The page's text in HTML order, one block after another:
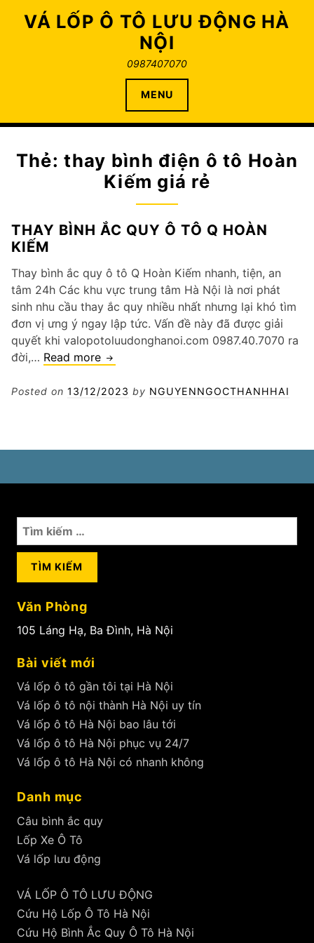
VÁ LỐP Ô TÔ LƯU ĐỘNG HÀ
NỘI
0987407070
MENU
Thẻ:thay bình điện ô tô Hoàn
Kiếm giá rẻ
THAY BÌNH ẮC QUY Ô TÔ Q HOÀN
KIẾM
Thay bình ắc quy ô tô Q Hoàn Kiếm nhanh, tiện, an
tâm 24h Các khu vực trung tâm Hà Nội là nơi phát
sinh nhu cầu thay ắc quy nhiều nhất nhưng lại khó tìm
đơn vị ưng ý ngay lập tức. Vấn đề này đã được giải
quyết khi valopotoluudonghanoi.com 0987.40.7070 ra
đời,… Read more Thay
ắc
Posted on 13/12/2023 by NGUYENNGOCTHANHHAI
Tìm
kiếm
cho:
Văn Phòng
105 Láng Hạ, Ba Đình, Hà Nội
Bài viết mới
Vá lốp ô tô gần tôi tại Hà Nội
Vá lốp ô tô nội thành Hà Nội uy tín
Vá lốp ô tô Hà Nội bao lâu tới
Vá lốp ô tô Hà Nội phục vụ 24/7
Vá lốp ô tô Hà Nội có nhanh không
Danh mục
Câu bình ắc quy
Lốp Xe Ô Tô
Vá lốp lưu động
VÁ LỐP Ô TÔ LƯU ĐỘNG
Cứu Hộ Lốp Ô Tô Hà Nội
Cứu Hộ Bình Ắc Quy Ô Tô Hà Nội